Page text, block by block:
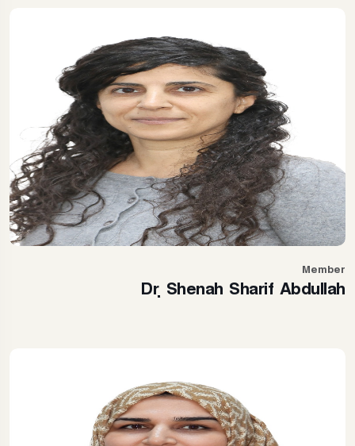
Member
Dr. Shenah Sharif Abdullah